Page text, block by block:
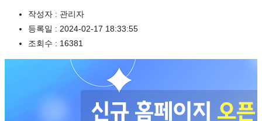
작성자 : 관리자
등록일 : 2024-02-17 18:33:55
조회수 : 16381